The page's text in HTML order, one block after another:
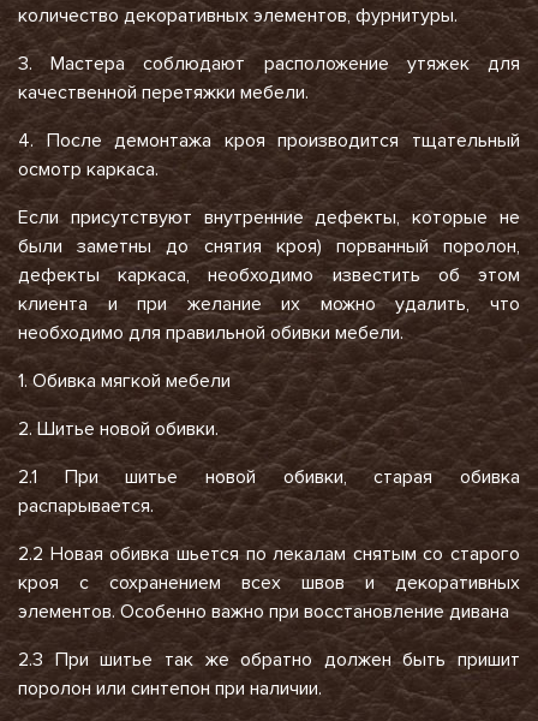
количество декоративных элементов, фурнитуры.
3. Мастера соблюдают расположение утяжек для
качественной перетяжки мебели.
4. После демонтажа кроя производится тщательный
осмотр каркаса.
Если присутствуют внутренние дефекты, которые не
были заметны до снятия кроя) порванный поролон,
дефекты каркаса, необходимо известить об этом
клиента и при желание их можно удалить, что
необходимо для правильной обивки мебели.
1. Обивка мягкой мебели
2. Шитье новой обивки.
2.1 При шитье новой обивки, старая обивка
распарывается.
2.2 Новая обивка шьется по лекалам снятым со старого
кроя с сохранением всех швов и декоративных
элементов. Особенно важно при восстановление дивана
2.3 При шитье так же обратно должен быть пришит
поролон или синтепон при наличии.